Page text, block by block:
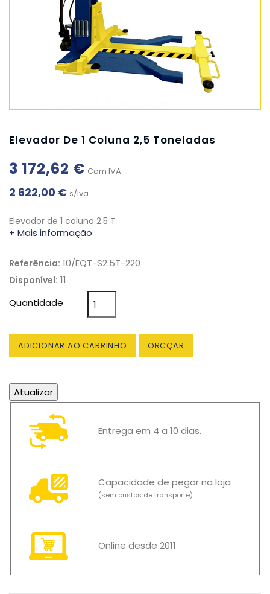
Elevador De 1 Coluna 2,5 Toneladas
3 172,62 € Com IVA
2 622,00 € s/Iva.
Elevador de 1 coluna 2.5 T
+ Mais informação
Referência: 10/EQT-S2.5T-220
Disponível: 11
Quantidade
ADICIONAR AO CARRINHO ORCÇAR
Entrega em 4 a 10 dias.
Capacidade de pegar na loja
(sem custos de transporte)
Online desde 2011